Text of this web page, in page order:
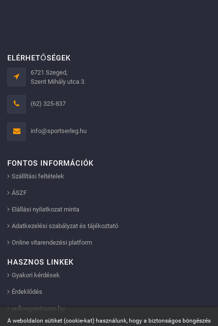
ELÉRHETŐSÉGEK
6721 Szeged,
Szent Mihály utca 3.
(62) 325-837
info@sportserleg.hu
FONTOS INFORMÁCIÓK
Szállítási feltételek
ÁSZF
Elállási nyilatkozat minta
Adatkezelési szabályzat és tájékoztató
Online vitarendezési platform
HASZNOS LINKEK
Gyakori kérdések
Érdeklődés
onlinegravirozas.hu
A weboldalon sütiket (cookie-kat) használunk, hogy a biztonságos böngészés